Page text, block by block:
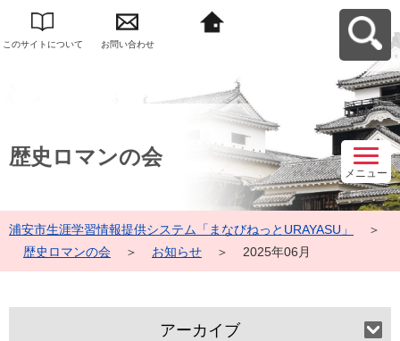
このサイトについて お問い合わせ
歴史ロマンの会
メニュー
浦安市生涯学習情報提供システム「まなびねっとURAYASU」
＞
歴史ロマンの会
＞ お知らせ ＞ 2025年06月
アーカイブ